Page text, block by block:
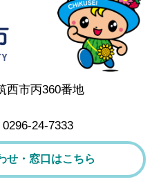
筑西市
西市丙360番地
0296-24-7333
せ・窓口はこちら